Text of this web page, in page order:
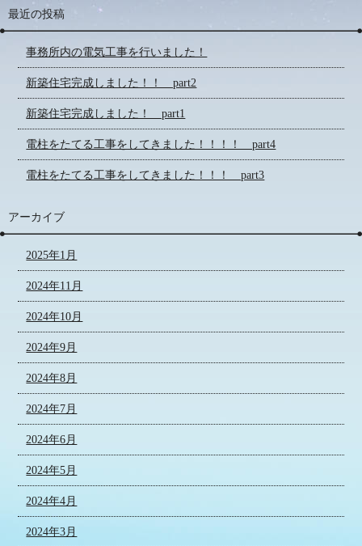
最近の投稿
事務所内の電気工事を行いました！
新築住宅完成しました！！ part2
新築住宅完成しました！ part1
電柱をたてる工事をしてきました！！！！ part4
電柱をたてる工事をしてきました！！！ part3
アーカイブ
2025年1月
2024年11月
2024年10月
2024年9月
2024年8月
2024年7月
2024年6月
2024年5月
2024年4月
2024年3月